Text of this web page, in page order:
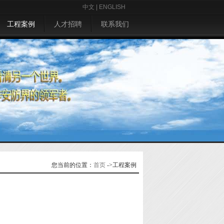
中文 ENGLISH
工程案例 人才招聘 联系我们
您当前的位置： 首页 ->工程案例